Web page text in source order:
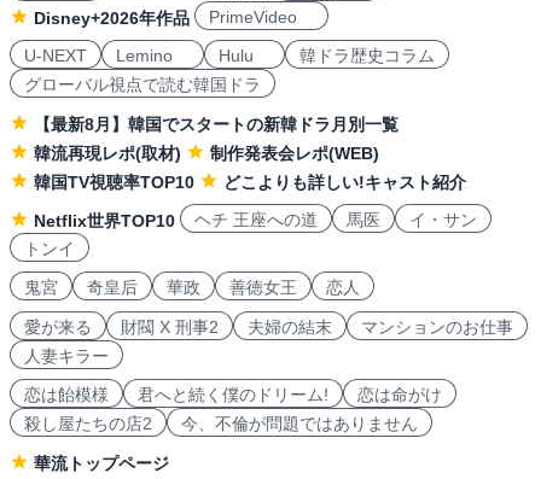
Disney+2026年作品
PrimeVideo
U-NEXT
Lemino Hulu
韓ドラ歴史コラム
グローバル視点で読む韓国ドラ
【最新8月】韓国でスタートの新韓ドラ月別一覧
韓流再現レポ(取材)
制作発表会レポ(WEB)
韓国TV視聴率TOP10
どこよりも詳しい!キャスト紹介
Netflix世界TOP10
ヘチ 王座への道 馬医
イ・サン
トンイ
鬼宮
奇皇后 華政 善徳女王 恋人
愛が来る 財閥 X 刑事2 夫婦の結末
マンションのお仕事
人妻キラー
恋は飴模様
君へと続く僕のドリーム!
恋は命がけ
殺し屋たちの店2
今、不倫が問題ではありません
華流トップページ